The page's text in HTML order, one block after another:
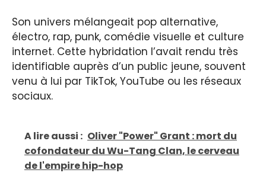
Son univers mélangeait pop alternative,
électro, rap, punk, comédie visuelle et culture
internet. Cette hybridation l’avait rendu très
identifiable auprès d’un public jeune, souvent
venu à lui par TikTok, YouTube ou les réseaux
sociaux.
A lire aussi : Oliver "Power" Grant : mort du
cofondateur du Wu-Tang Clan, le cerveau
de l'empire hip-hop